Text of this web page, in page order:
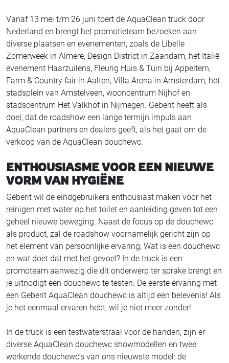
Vanaf 13 mei t/m 26 juni toert de AquaClean truck door
Nederland en brengt het promotieteam bezoeken aan
diverse plaatsen en evenementen, zoals de Libelle
Zomerweek in Almere, Design District in Zaandam, het Italië
evenement Haarzuilens, Fleurig Huis & Tuin bij Appeltern,
Farm & Country fair in Aalten, Villa Arena in Amsterdam, het
stadsplein van Amstelveen, wooncentrum Nijhof en
stadscentrum Het Valkhof in Nijmegen. Geberit heeft als
doel, dat de roadshow een lange termijn impuls aan
AquaClean partners en dealers geeft, als het gaat om de
verkoop van de AquaClean douchewc.
ENTHOUSIASME VOOR EEN NIEUWE
VORM VAN HYGIËNE
Geberit wil de eindgebruikers enthousiast maken voor het
reinigen met water op het toilet en aanleiding geven tot een
geheel nieuwe beweging. Naast de focus op de douchewc
als product, zal de roadshow voornamelijk gericht zijn op
het element van persoonlijke ervaring; Wat is een douchewc
en wat doet dat met het gevoel? In de truck is een
promoteam aanwezig die dit onderwerp ter sprake brengt en
je uitnodigt een douchewc te testen. De eerste ervaring met
een Geberit AquaClean douchewc is altijd een belevenis! Als
je het eenmaal ervaren hebt, wil je niet meer zonder!
In de truck is een testwaterstraal voor de handen, zijn er
diverse AquaClean douchewc showmodellen en twee
werkende douchewc’s van ons nieuwste model: de